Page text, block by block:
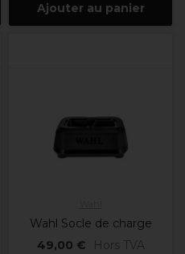
Ajouter au panier
Wahl Socle de charge
49,00 €
Hors TVA